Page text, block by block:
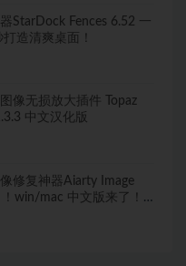
StarDock Fences 6.52 一
造清爽桌面！
像无损放大插件 Topaz
中文汉化版
修复神器Aiarty Image
win/mac 中文版来了！